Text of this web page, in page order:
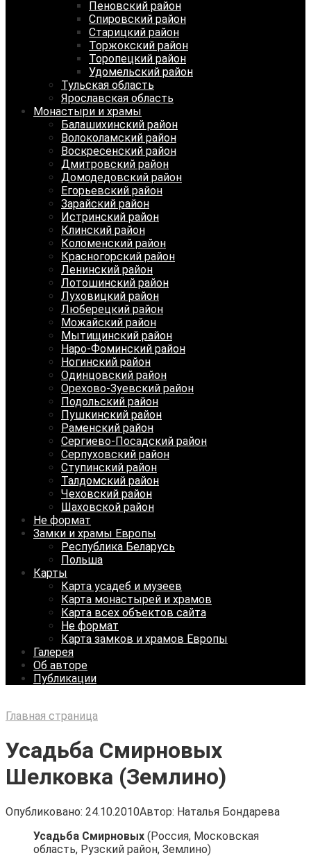
Пеновский район
Спировский район
Старицкий район
Торжокский район
Торопецкий район
Удомельский район
Тульская область
Ярославская область
Монастыри и храмы
Балашихинский район
Волоколамский район
Воскресенский район
Дмитровский район
Домодедовский район
Егорьевский район
Зарайский район
Истринский район
Клинский район
Коломенский район
Красногорский район
Ленинский район
Лотошинский район
Луховицкий район
Люберецкий район
Можайский район
Мытищинский район
Наро-Фоминский район
Ногинский район
Одинцовский район
Орехово-Зуевский район
Подольский район
Пушкинский район
Раменский район
Сергиево-Посадский район
Серпуховский район
Ступинский район
Талдомский район
Чеховский район
Шаховской район
Не формат
Замки и храмы Европы
Республика Беларусь
Польша
Карты
Карта усадеб и музеев
Карта монастырей и храмов
Карта всех объектов сайта
Не формат
Карта замков и храмов Европы
Галерея
Об авторе
Публикации
Главная страница
Усадьба Смирновых
Шелковка (Землино)
Опубликовано: 24.10.2010Автор: Наталья Бондарева
Усадьба Смирновых (Россия, Московская
область, Рузский район, Землино)